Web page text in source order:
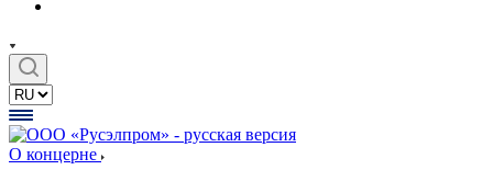
О концерне